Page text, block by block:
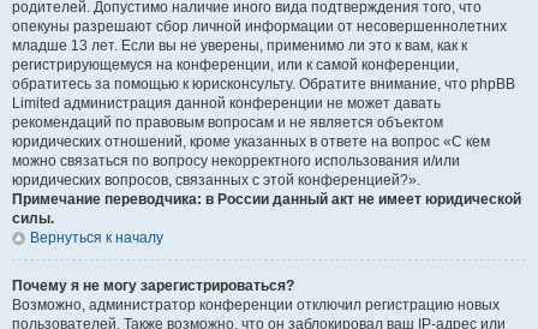
родителей. Допустимо наличие иного вида подтверждения того, что
опекуны разрешают сбор личной информации от несовершеннолетних
младше 13 лет. Если вы не уверены, применимо ли это к вам, как к
регистрирующемуся на конференции, или к самой конференции,
обратитесь за помощью к юрисконсульту. Обратите внимание, что phpBB
Limited администрация данной конференции не может давать
рекомендаций по правовым вопросам и не является объектом
юридических отношений, кроме указанных в ответе на вопрос «С кем
можно связаться по вопросу некорректного использования и/или
юридических вопросов, связанных с этой конференцией?».
Примечание переводчика: в России данный акт не имеет юридической
силы.
Вернуться к началу
Почему я не могу зарегистрироваться?
Возможно, администратор конференции отключил регистрацию новых
пользователей. Также возможно, что он заблокировал ваш IP-адрес или